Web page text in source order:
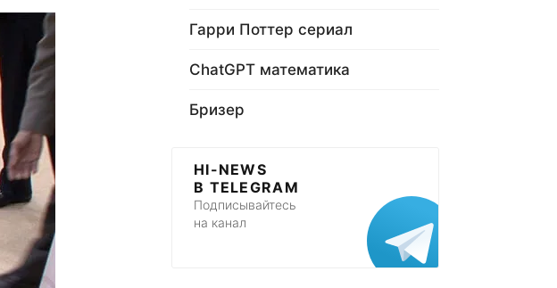
Гарри Поттер сериал
ChatGPT математика
Бризер
HI-NEWS
В TELEGRAM
Подписывайтесь
на канал